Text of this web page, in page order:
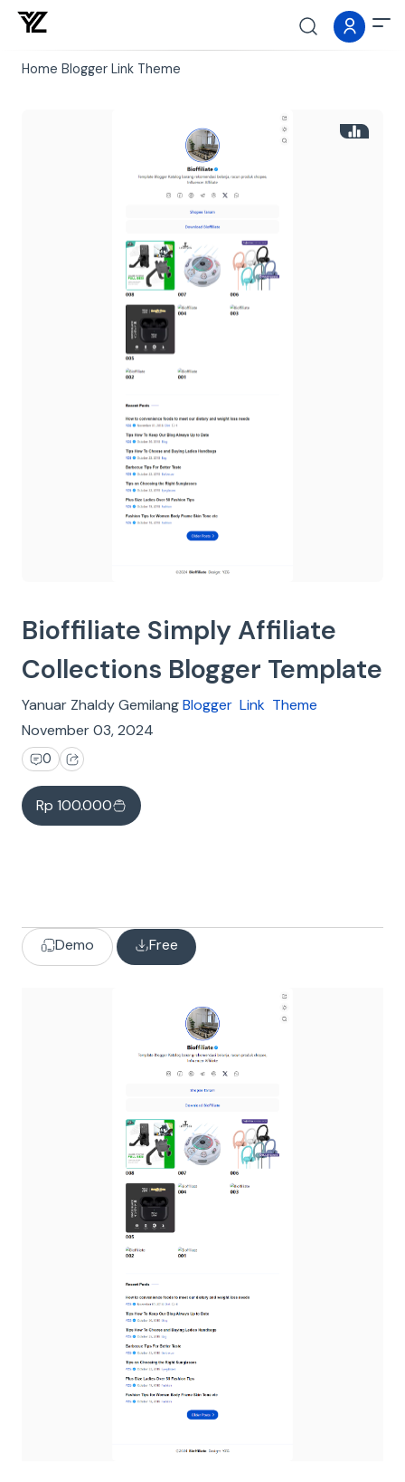
Home Blogger Link Theme
Bioffiliate Simply Affiliate
Collections Blogger Template
Yanuar Zhaldy GemilangBlogger Link Theme
November 03, 2024
0
Rp 100.000
Demo Free